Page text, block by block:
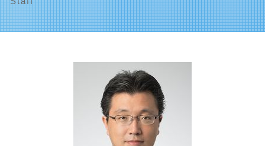
相続税 申告期限 過ぎた
生前贈与 非課税
相続 運用
相続 未成年
創業支援 中小企業庁
創業支援補助金 コロナ
個人事業主の開業届 確定申告
顧問税理士 大企業
目黒区 決算申告
世田谷区 確定申告
相続対策 渋谷区
渋谷区 助成金申請
渋谷区 確定申告
遺産整理 目黒区
品川区 資金繰り対策